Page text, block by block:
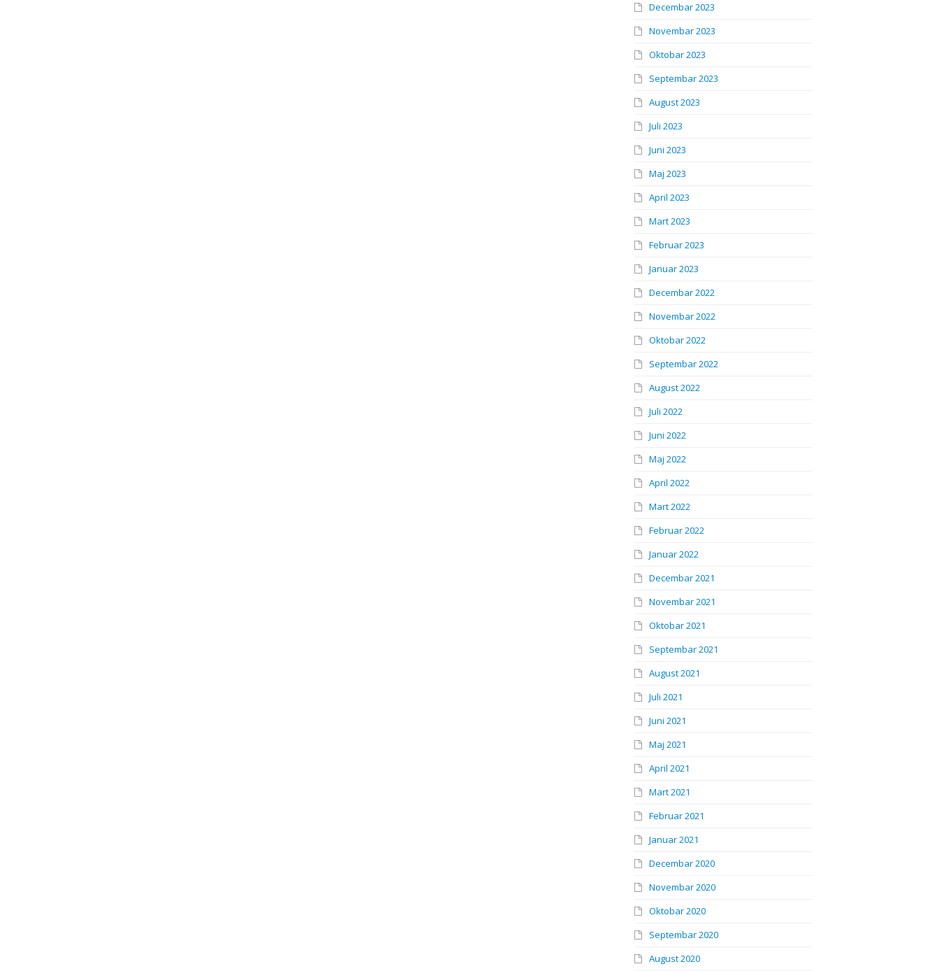
Decembar 2023
Novembar 2023
Oktobar 2023
Septembar 2023
August 2023
Juli 2023
Juni 2023
Maj 2023
April 2023
Mart 2023
Februar 2023
Januar 2023
Decembar 2022
Novembar 2022
Oktobar 2022
Septembar 2022
August 2022
Juli 2022
Juni 2022
Maj 2022
April 2022
Mart 2022
Februar 2022
Januar 2022
Decembar 2021
Novembar 2021
Oktobar 2021
Septembar 2021
August 2021
Juli 2021
Juni 2021
Maj 2021
April 2021
Mart 2021
Februar 2021
Januar 2021
Decembar 2020
Novembar 2020
Oktobar 2020
Septembar 2020
August 2020